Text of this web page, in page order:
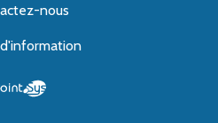
nous